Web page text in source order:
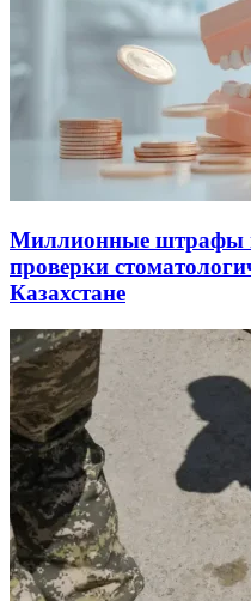
Миллионные штрафы
проверки
Казахстане